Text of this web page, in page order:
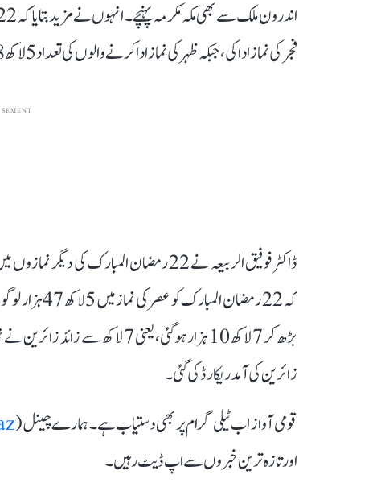
فجر کی نماز ادا کی، جبکہ ظہر کی نماز ادا کرنے والوں کی تعداد 5 لاکھ 18 ہزار تھی۔
ڈاکٹر فوفیق الربیعہ نے 22 رمضان
کہ 22 رمضان
زائرین کی آمد ریکارڈ کی گئی۔
قومی آواز اب ٹیلی گرام پر بھی دستیاب ہے۔ ہمارے چینل (
اور تازہ ترین خبروں سے اپ ڈیٹ رہیں۔